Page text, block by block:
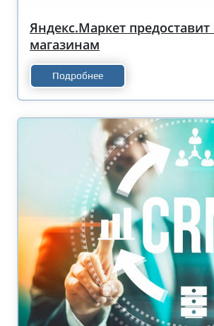
Яндекс.Маркет
магазинам
Подробнее